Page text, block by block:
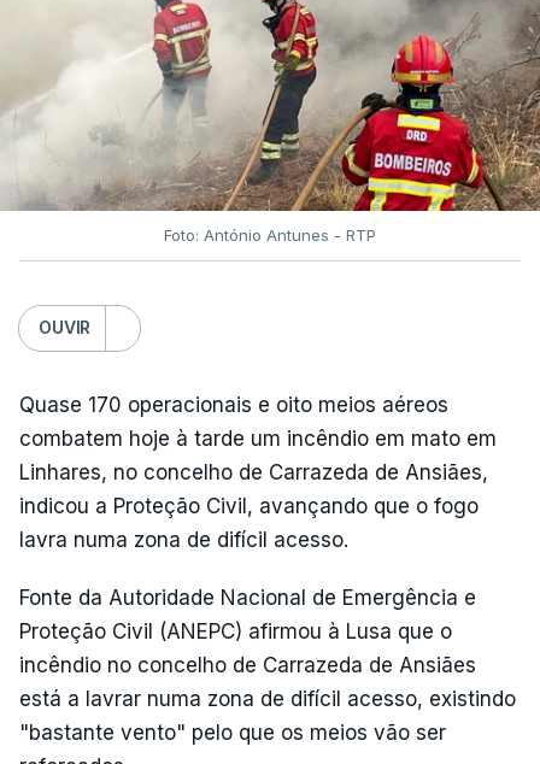
Foto: António Antunes - RTP
OUVIR
Quase 170 operacionais e oito meios aéreos
combatem hoje à tarde um incêndio em mato em
Linhares, no concelho de Carrazeda de Ansiães,
indicou a Proteção Civil, avançando que o fogo
lavra numa zona de difícil acesso.
Fonte da Autoridade Nacional de Emergência e
Proteção Civil (ANEPC) afirmou à Lusa que o
incêndio no concelho de Carrazeda de Ansiães
está a lavrar numa zona de difícil acesso, existindo
"bastante vento" pelo que os meios vão ser